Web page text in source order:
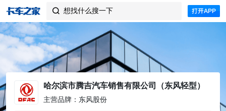
 想找什么搜一下
哈尔滨市腾吉汽车销售有限公司（东风轻型）
主营品牌：东风股份